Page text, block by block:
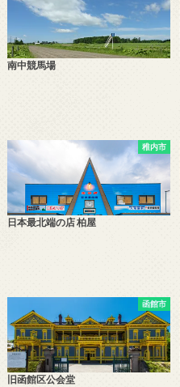
南中競馬場
稚内市
日本最北端の店 柏屋
函館市
旧函館区公会堂